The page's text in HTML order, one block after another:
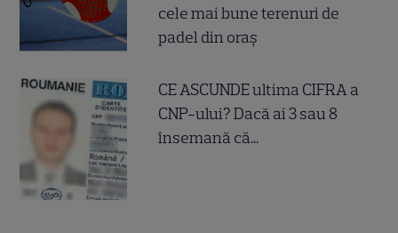
cele mai bune terenuri de
padel din oraș
CE ASCUNDE ultima CIFRA a
CNP-ului? Dacă ai 3 sau 8
însemană că...